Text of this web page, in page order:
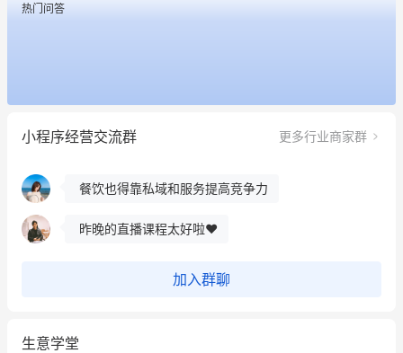
热门问答
小程序经营交流群 更多行业商家群
这个营销策划案例推荐大家看一下
用有赞就能在微信、小红书同时经营了
餐饮也得靠私域和服务提高竞争力
昨晚的直播课程太好啦❤️
加入群聊
生意学堂